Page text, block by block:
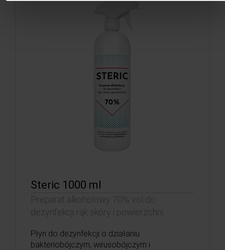
Steric 1000 ml
Preparat alkoholowy 70% vol do
dezynfekcji rąk skóry i powierzchni
Płyn do dezynfekcji o działaniu
bakteriobójczym, wirusobójczym i